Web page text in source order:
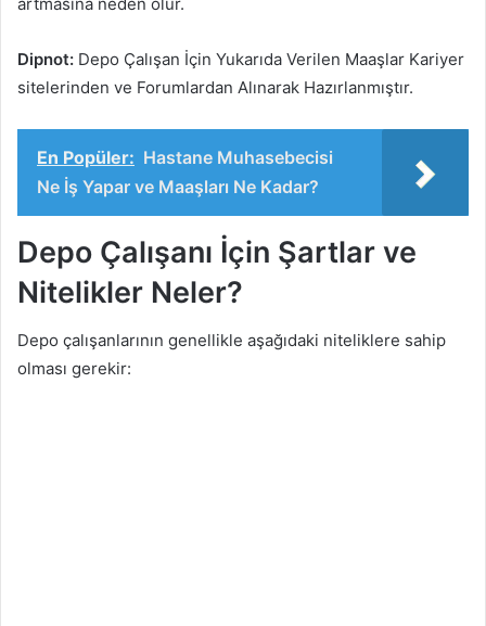
Dipnot: Depo Çalışan İçin Yukarıda Verilen Maaşlar Kariyer
sitelerinden ve Forumlardan Alınarak Hazırlanmıştır.
En Popüler: Hastane Muhasebecisi
Ne İş Yapar ve Maaşları Ne Kadar?
Depo Çalışanı İçin Şartlar ve
Nitelikler Neler?
Depo çalışanlarının genellikle aşağıdaki niteliklere sahip
olması gerekir: